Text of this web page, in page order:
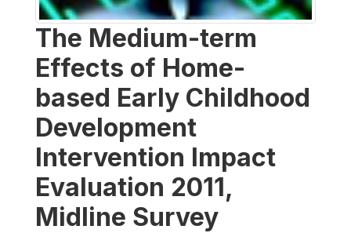
The Medium-term
Effects of Home-
based Early Childhood
Development
Intervention Impact
Evaluation 2011,
Midline Survey